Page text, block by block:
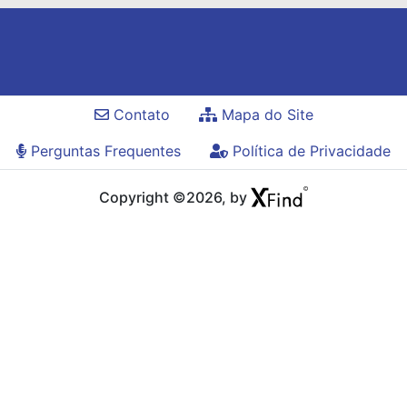
Contato
Mapa do Site
Perguntas Frequentes
Política de Privacidade
Copyright ©2026, by